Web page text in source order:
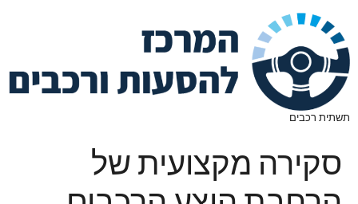
תשתית רכבים
סקירה מקצועית של